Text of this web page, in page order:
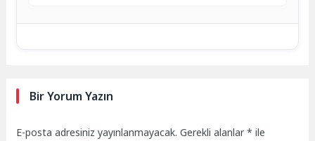
Bir Yorum Yazın
E-posta adresiniz yayınlanmayacak. Gerekli alanlar* ile